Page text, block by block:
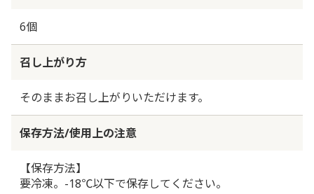
6個
召し上がり方
そのままお召し上がりいただけます。
保存方法/使用上の注意
【保存方法】
要冷凍。-18℃以下で保存してください。